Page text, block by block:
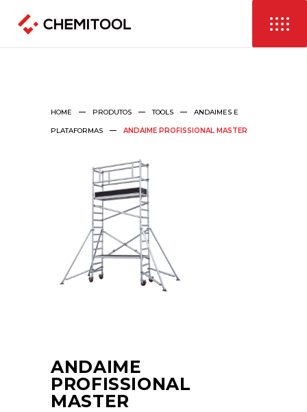
HOME PRODUTOS TOOLS ANDAIMES E
PLATAFORMAS ANDAIME PROFISSIONAL MASTER
ANDAIME
PROFISSIONAL
MASTER